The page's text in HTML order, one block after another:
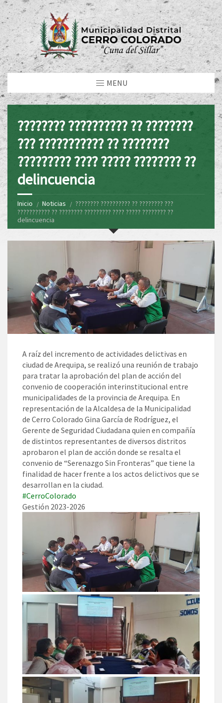
MENU
???????? ?????????? ?? ????????
??? ??????????? ?? ????????
????????? ???? ????? ???????? ??
delincuencia
Inicio Noticias
???????? ?????????? ?? ???????? ???
??????????? ?? ???????? ????????? ???? ????? ???????? ??
delincuencia
A raíz del incremento de actividades delictivas en
ciudad de Arequipa, se realizó una reunión de trabajo
para tratar la aprobación del plan de acción del
convenio de cooperación interinstitucional entre
municipalidades de la provincia de Arequipa. En
representación de la Alcaldesa de la Municipalidad
de Cerro Colorado Gina García de Rodríguez, el
Gerente de Seguridad Ciudadana quien en compañía
de distintos representantes de diversos distritos
aprobaron el plan de acción donde se resalta el
convenio de “Serenazgo Sin Fronteras” que tiene la
finalidad de hacer frente a los actos delictivos que se
desarrollan en la ciudad.
#CerroColorado
Gestión 2023-2026